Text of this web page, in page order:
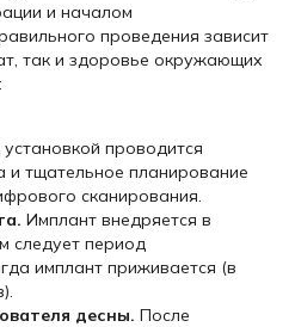
и началом
проведения зависит
так и здоровье окружающих
проводится
и тщательное планирование
сканирования.
Имплант внедряется в
следует период
имплант приживается (в
десны. После